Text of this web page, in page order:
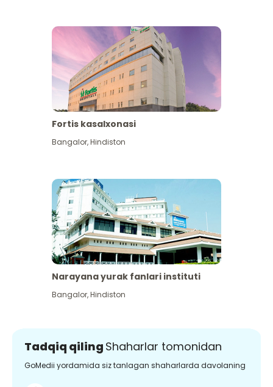
Fortis kasalxonasi
Bangalor,Hindiston
Narayana yurak fanlari instituti
Bangalor,Hindiston
Tadqiq qiling Shaharlar tomonidan
GoMedii yordamida siz tanlagan shaharlarda davolaning